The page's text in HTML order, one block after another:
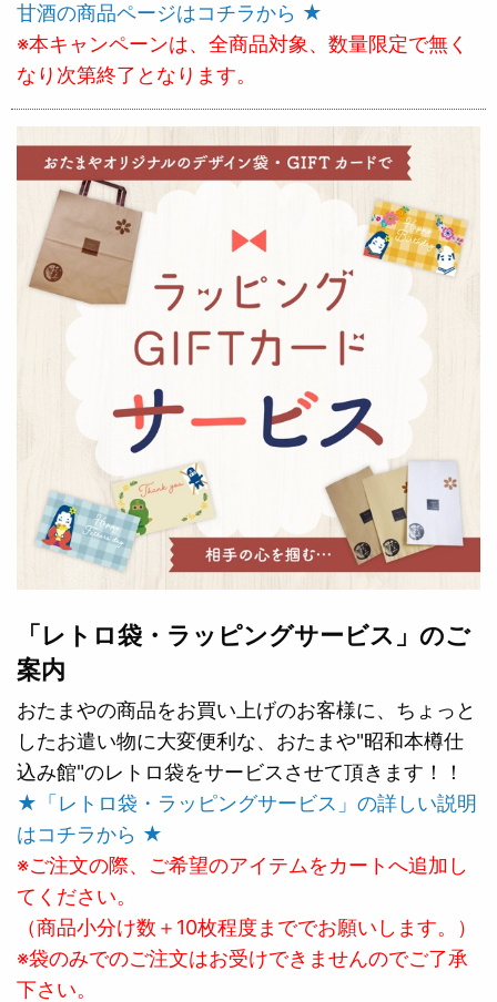
甘酒の商品ページはコチラから ★
※本キャンペーンは、全商品対象、数量限定で無く
なり次第終了となります。
「レトロ袋・ラッピングサービス」のご
案内
おたまやの商品をお買い上げのお客様に、ちょっと
したお遣い物に大変便利な、おたまや"昭和本樽仕
込み館"のレトロ袋をサービスさせて頂きます！！
★「レトロ袋・ラッピングサービス」の詳しい説明
はコチラから ★
※ご注文の際、ご希望のアイテムをカートへ追加し
てください。
（商品小分け数＋10枚程度まででお願いします。）
※袋のみでのご注文はお受けできませんのでご了承
下さい。